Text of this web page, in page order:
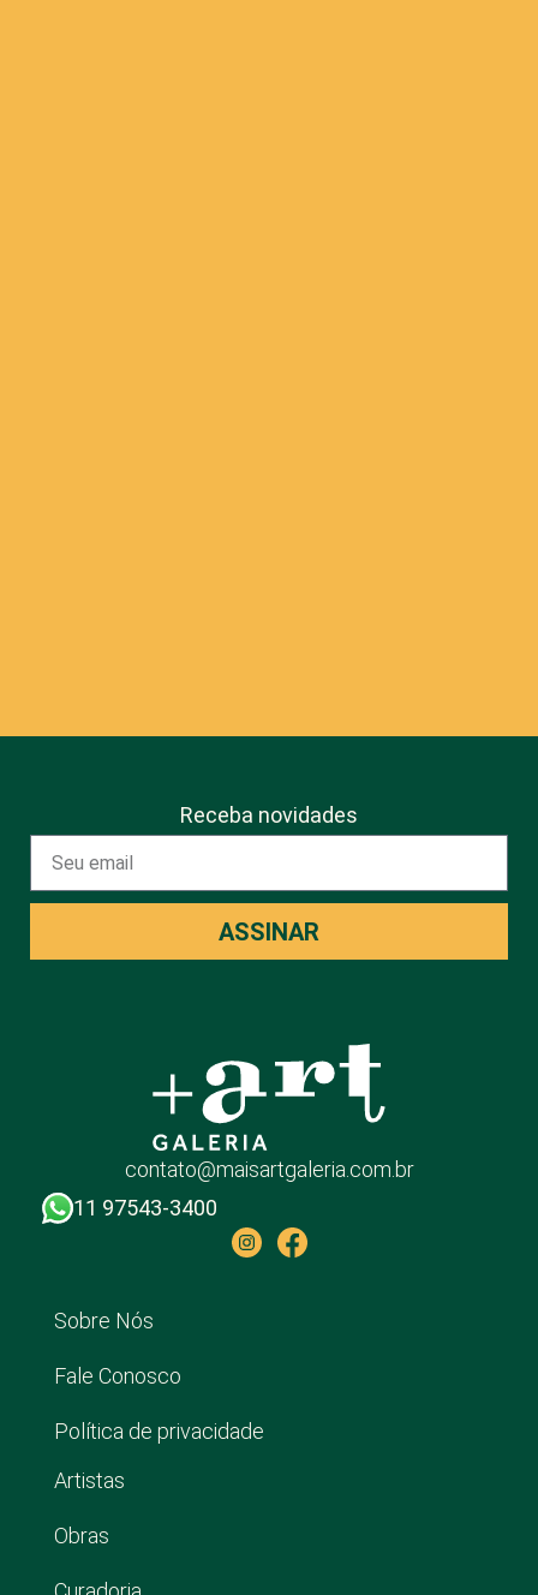
Receba novidades
ASSINAR
contato@maisartgaleria.com.br
11 97543-3400
Sobre Nós
Fale Conosco
Política de privacidade
Artistas
Obras